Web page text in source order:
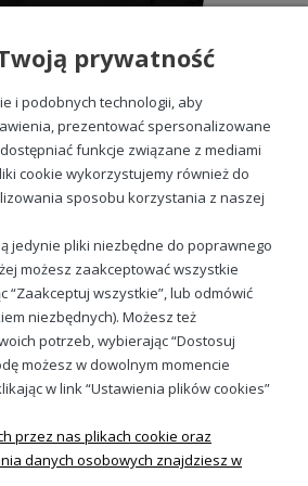
i intensywne użytkowanie.
okazję
– naszebluzy na 30 urodziny
się również na inne okazje.
designowi i wygodzie, możesz je
jak i na specjalne wyjścia.
naszych produktów i ciesz się
Naszabluza na 30 urodzinyto
z przyjaciółmi, rodzinne
dni w pracy. Uniwersalność
damskichsprawia, że są
każdej garderoby, pasując
i eleganckich spódnic. Niezależnie
zapewnią Ci modny wygląd i wygodę
na prezent na 30
na 30 urodziny dla bliskiej
30 urodziny damskiesą strzałem
1996 damska
nasze social media
prywatność
i podobnych technologii, aby
prezentować spersonalizowane
funkcje związane z mediami
cookie wykorzystujemy również do
sposobu korzystania z naszej
jedynie pliki niezbędne do poprawnego
możesz zaakceptować wszystkie
“Zaakceptuj wszystkie”, lub odmówić
niezbędnych). Możesz też
potrzeb, wybierając “Dostosuj
możesz w dowolnym momencie
w link “Ustawienia plików cookies”
przez nas plikach cookie oraz
danych osobowych znajdziesz w